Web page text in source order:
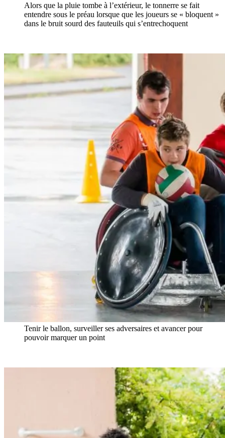
Alors que la pluie tombe à l’extérieur, le tonnerre se fait
entendre sous le préau lorsque que les joueurs se « bloquent »
dans le bruit sourd des fauteuils qui s’entrechoquent
Tenir le ballon, surveiller ses adversaires et avancer pour
pouvoir marquer un point